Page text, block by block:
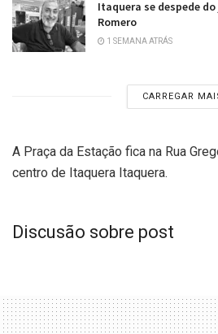
Itaquera se despede
Romero
1 SEMANA ATRÁS
CARREGAR
A Praça da Estação fica na Rua
centro de Itaquera Itaquera.
Discusão sobre post